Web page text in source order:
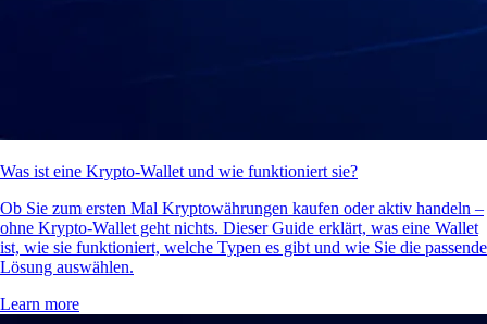
Was ist eine Krypto-Wallet und wie funktioniert sie?
Ob Sie zum ersten Mal Kryptowährungen kaufen oder aktiv handeln –
ohne Krypto-Wallet geht nichts. Dieser Guide erklärt, was eine Wallet
ist, wie sie funktioniert, welche Typen es gibt und wie Sie die passende
Lösung auswählen.
Learn more